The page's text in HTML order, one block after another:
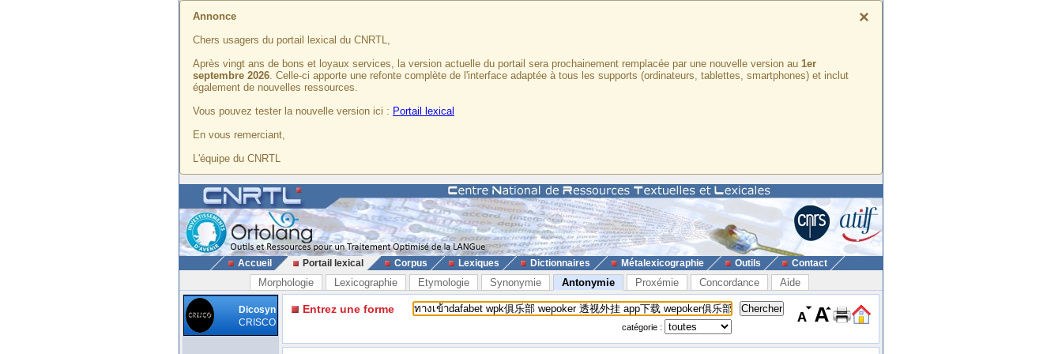
×
Annonce
Chers usagers du portail lexical du CNRTL,
Après vingt ans de bons et loyaux services, la version actuelle du portail sera prochainement remplacée par une nouvelle version au 1er
septembre 2026. Celle-ci apporte une refonte complète de l'interface adaptée à tous les supports (ordinateurs, tablettes, smartphones) et inclut
également de nouvelles ressources.
Vous pouvez tester la nouvelle version ici : Portail lexical
En vous remerciant,
L'équipe du CNRTL
Accueil Portail lexical Corpus Lexiques Dictionnaires Métalexicographie Outils Contact
Morphologie Lexicographie Etymologie Synonymie Antonymie Proxémie Concordance Aide
Dicosyn
CRISCO
Entrez une forme
catégorie :